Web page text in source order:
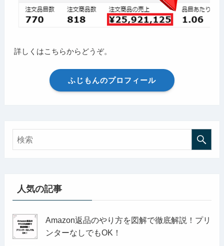
詳しくはこちらからどうぞ。
ふじもんのプロフィール
人気の記事
Amazon返品のやり方を図解で徹底解説！プリ
ンターなしでもOK！